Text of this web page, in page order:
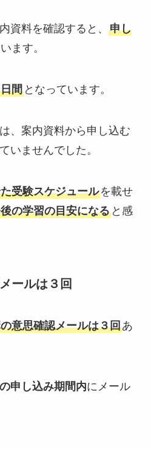
資料を確認すると、 申し
ます。
間となっています。
、案内資料から申し込む
いませんでした。
受験スケジュールを載せ
の学習の目安になると感
ールは３回
意思確認メールは３回あ
申し込み期間内にメール